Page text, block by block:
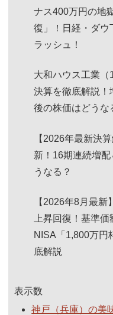
ナス400万円の地
復」！日経・ダウ
ラッシュ！
大和ハウス工業（
決算を徹底解説！
後の株価はどうな
【2026年最新決
新！16期連続増
うなる？
【2026年8月最新
上昇回復！基準
NISA「1,800万円
底解説
表示数
神戸（兵庫）の美